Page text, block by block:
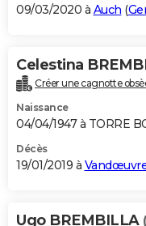
09/03/2020 à Auch (
Celestina
Créer une cagnotte
Naissance
04/04/1947 à TORRE
Décès
19/01/2019 à
Ugo BREMBILLA